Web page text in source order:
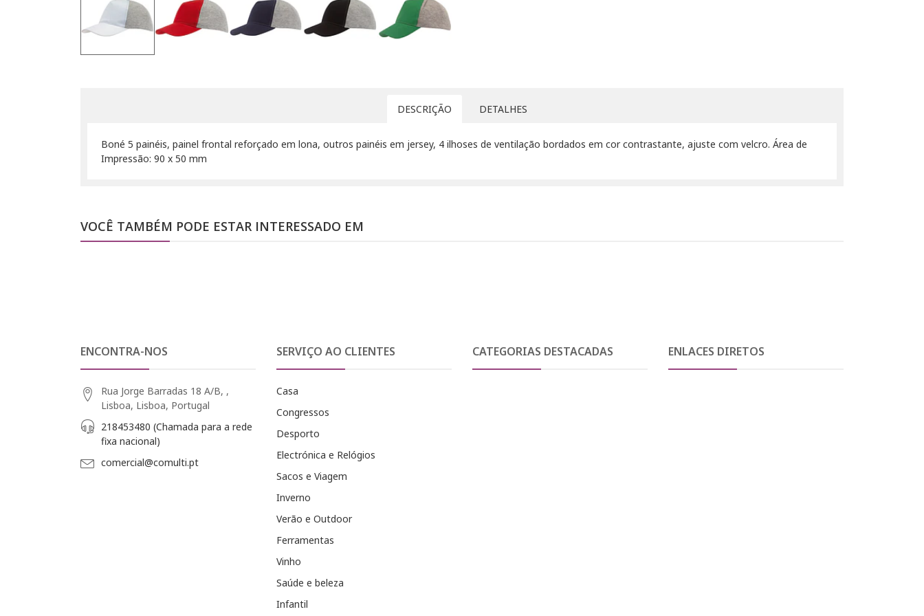
DESCRIÇÃO DETALHES
Boné 5 painéis, painel frontal reforçado em lona, outros painéis em jersey, 4 ilhoses de ventilação bordados em cor contrastante, ajuste com velcro. Área de
Impressão: 90 x 50 mm
VOCÊ TAMBÉM PODE ESTAR INTERESSADO EM
ENCONTRA-NOS
Rua Jorge Barradas 18 A/B, ,
Lisboa, Lisboa, Portugal
218453480 (Chamada para a rede
fixa nacional)
comercial@comulti.pt
SERVIÇO AO CLIENTES
Casa
Congressos
Desporto
Electrónica e Relógios
Sacos e Viagem
Inverno
Verão e Outdoor
Ferramentas
Vinho
Saúde e beleza
Infantil
CATEGORIAS DESTACADAS ENLACES DIRETOS